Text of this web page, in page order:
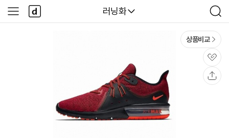
다나와
러닝화
검
색
사
이
다
나
와
상품비교
관
심